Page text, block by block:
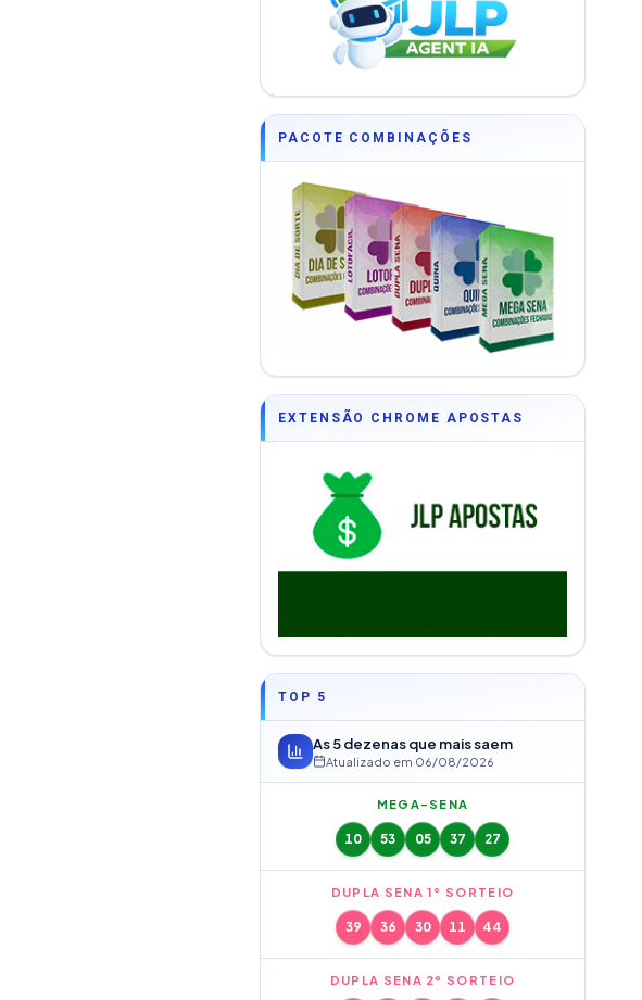
PACOTE COMBINAÇÕES
EXTENSÃO CHROME APOSTAS
TOP 5
As 5 dezenas que mais saem
Atualizado em 06/08/2026
MEGA-SENA
10 53 05 37 27
DUPLA SENA 1º SORTEIO
39 36 30 11 44
DUPLA SENA 2º SORTEIO